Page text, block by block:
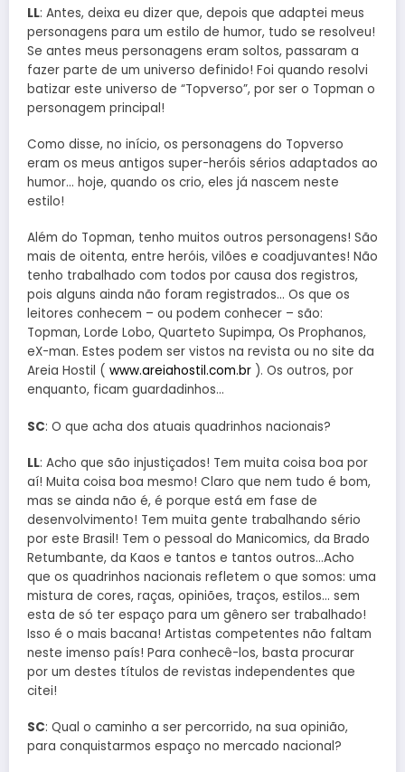
LL: Antes, deixa eu dizer que, depois que adaptei meus
personagens para um estilo de humor, tudo se resolveu!
Se antes meus personagens eram soltos, passaram a
fazer parte de um universo definido! Foi quando resolvi
batizar este universo de “Topverso”, por ser o Topman o
personagem principal!
Como disse, no início, os personagens do Topverso
eram os meus antigos super-heróis sérios adaptados ao
humor… hoje, quando os crio, eles já nascem neste
estilo!
Além do Topman, tenho muitos outros personagens! São
mais de oitenta, entre heróis, vilões e coadjuvantes! Não
tenho trabalhado com todos por causa dos registros,
pois alguns ainda não foram registrados… Os que os
leitores conhecem – ou podem conhecer – são:
Topman, Lorde Lobo, Quarteto Supimpa, Os Prophanos,
eX-man. Estes podem ser vistos na revista ou no site da
Areia Hostil ( www.areiahostil.com.br ). Os outros, por
enquanto, ficam guardadinhos…
SC: O que acha dos atuais quadrinhos nacionais?
LL: Acho que são injustiçados! Tem muita coisa boa por
aí! Muita coisa boa mesmo! Claro que nem tudo é bom,
mas se ainda não é, é porque está em fase de
desenvolvimento! Tem muita gente trabalhando sério
por este Brasil! Tem o pessoal do Manicomics, da Brado
Retumbante, da Kaos e tantos e tantos outros…Acho
que os quadrinhos nacionais refletem o que somos: uma
mistura de cores, raças, opiniões, traços, estilos… sem
esta de só ter espaço para um gênero ser trabalhado!
Isso é o mais bacana! Artistas competentes não faltam
neste imenso país! Para conhecê-los, basta procurar
por um destes títulos de revistas independentes que
citei!
SC: Qual o caminho a ser percorrido, na sua opinião,
para conquistarmos espaço no mercado nacional?